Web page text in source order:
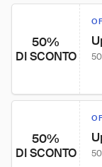
50%
DI SCONTO
50%
DI SCONTO